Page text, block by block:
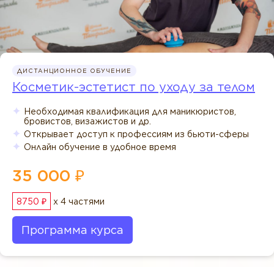
ДИСТАНЦИОННОЕ ОБУЧЕНИЕ
Косметик-эстетист по уходу за телом
Необходимая квалификация для маникюристов,
бровистов, визажистов и др.
Открывает доступ к профессиям из бьюти-сферы
Онлайн обучение в удобное время
35 000 ₽
8750 ₽ x 4 частями
Программа курса